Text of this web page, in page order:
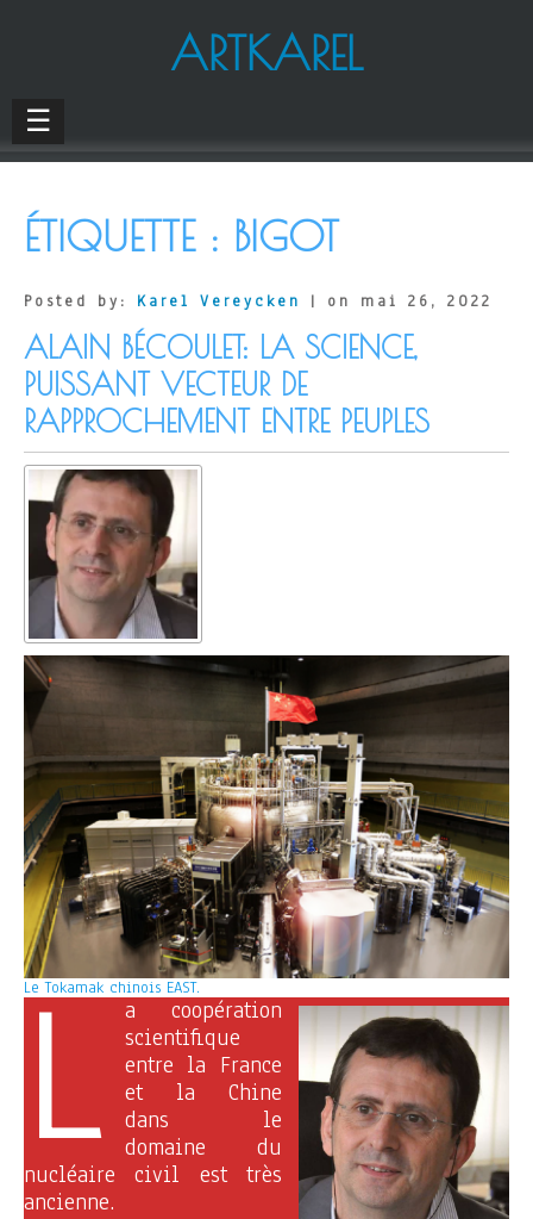
ARTKAREL
☰
ÉTIQUETTE : BIGOT
Posted by: Karel Vereycken | on mai 26, 2022
ALAIN BÉCOULET: LA SCIENCE,
PUISSANT VECTEUR DE
RAPPROCHEMENT ENTRE PEUPLES
Le Tokamak chinois EAST.
L
a coopération
scientifique
entre la France
et la Chine
dans le
domaine du
nucléaire civil est très
ancienne.